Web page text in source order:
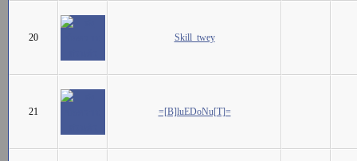
20 Skill_twey
21 =[B]luEDoNu[T]=